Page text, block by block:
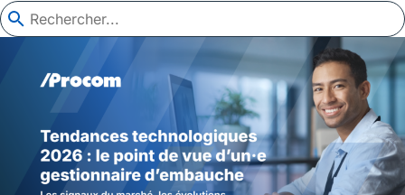
Connexion client
Français (Canada)
Nous joindre
Postes à pourvoir